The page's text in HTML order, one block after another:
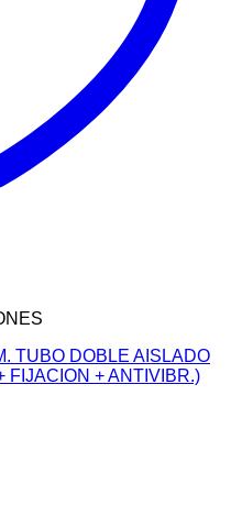
TUBO DOBLE AISLADO
FIJACION + ANTIVIBR.)